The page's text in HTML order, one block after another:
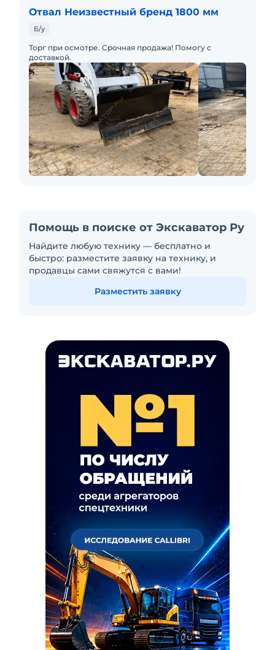
Отвал Неизвестный бренд 1800 мм
Б/у
Торг при осмотре. Срочная продажа! Помогу с
доставкой.
Помощь в поиске от Экскаватор Ру
Найдите любую технику — бесплатно и
быстро: разместите заявку на технику, и
продавцы сами свяжутся с вами!
Разместить заявку